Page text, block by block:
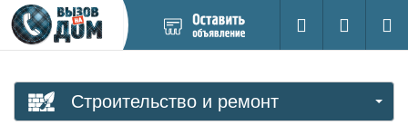
новое
Поиск
Вход на
Строительство и ремонт